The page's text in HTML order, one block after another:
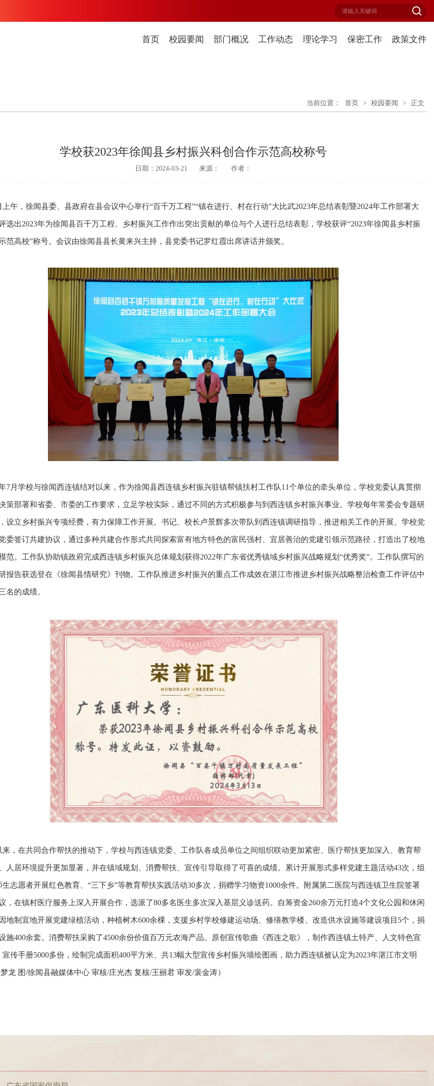
首页 校园要闻 部门概况 工作动态 理论学习 保密工作 政策文件
当前位置： 首页 > 校园要闻 > 正文
学校获2023年徐闻县乡村振兴科创合作示范高校称号
日期：2024-03-21 来源： 作者：
上午，徐闻县委、县政府在县会议中心举行“百千万工程”“镇在进行、村在行动”大比武2023年总结表彰暨2024年工作部署大
选出2023年为徐闻县百千万工程、乡村振兴工作作出突出贡献的单位与个人进行总结表彰，学校获评“2023年徐闻县乡村振
范高校”称号。会议由徐闻县县长黄来兴主持，县党委书记罗红霞出席讲话并颁奖。
7月学校与徐闻西连镇结对以来，作为徐闻县西连镇乡村振兴驻镇帮镇扶村工作队11个单位的牵头单位，学校党委认真贯彻
策部署和省委、市委的工作要求，立足学校实际，通过不同的方式积极参与到西连镇乡村振兴事业。学校每年常委会专题研
设立乡村振兴专项经费，有力保障工作开展。书记、校长卢景辉多次带队到西连镇调研指导，推进相关工作的开展。学校党
委签订共建协议，通过多种共建合作形式共同探索富有地方特色的富民强村、宜居善治的党建引领示范路径，打造出了校地
范。工作队协助镇政府完成西连镇乡村振兴总体规划获得2022年广东省优秀镇域乡村振兴战略规划“优秀奖”。工作队撰写的
报告获选登在《徐闻县情研究》刊物。工作队推进乡村振兴的重点工作成效在湛江市推进乡村振兴战略整治检查工作评估中
名的成绩。
来，在共同合作帮扶的推动下，学校与西连镇党委、工作队各成员单位之间组织联动更加紧密、医疗帮扶更加深入、教育帮
人居环境提升更加显著，并在镇域规划、消费帮扶、宣传引导取得了可喜的成绩。累计开展形式多样党建主题活动43次，组
生志愿者开展红色教育、“三下乡”等教育帮扶实践活动30多次，捐赠学习物资1000余件。附属第二医院与西连镇卫生院签署
，在镇村医疗服务上深入开展合作，选派了80多名医生多次深入基层义诊送药。自筹资金260余万元打造4个文化公园和休闲
地制宜地开展党建绿植活动，种植树木600余棵，支援乡村学校修建运动场、修缮教学楼、改造供水设施等建设项目5个，捐
施400余套。消费帮扶采购了4500余份价值百万元农海产品。原创宣传歌曲《西连之歌》，制作西连镇土特产、人文特色宣
传手册5000多份，绘制完成面积400平方米、共13幅大型宣传乡村振兴墙绘图画，助力西连镇被认定为2023年湛江市文明
龙 图/徐闻县融媒体中心 审核/庄光杰 复核/王丽君 审发/裴金涛）